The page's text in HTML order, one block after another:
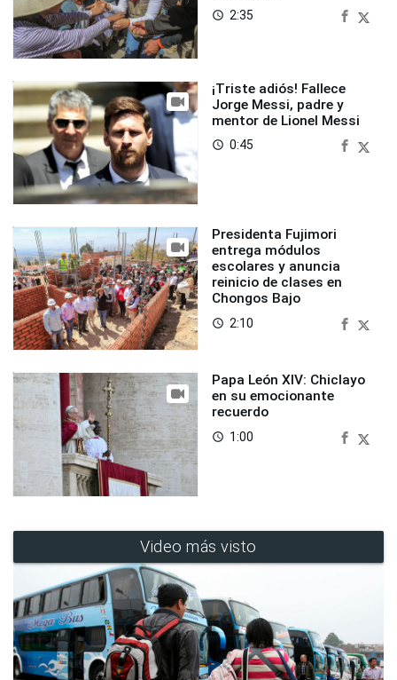
access_time 2:35
¡Triste adiós! Fallece
Jorge Messi, padre y
mentor de Lionel Messi
access_time 0:45
Presidenta Fujimori
entrega módulos
escolares y anuncia
reinicio de clases en
Chongos Bajo
access_time 2:10
Papa León XIV: Chiclayo
en su emocionante
recuerdo
access_time 1:00
Video más visto